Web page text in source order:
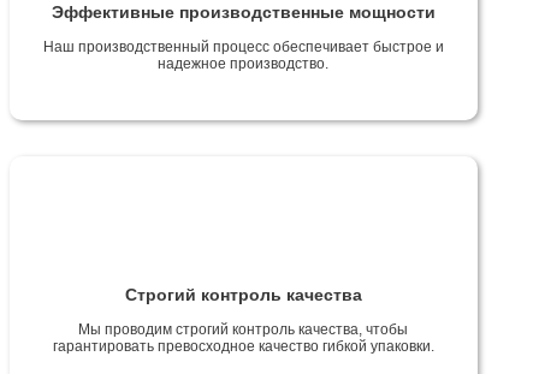
Эффективные производственные мощности
Наш производственный процесс обеспечивает быстрое и
надежное производство.
Строгий контроль качества
Мы проводим строгий контроль качества, чтобы
гарантировать превосходное качество гибкой упаковки.